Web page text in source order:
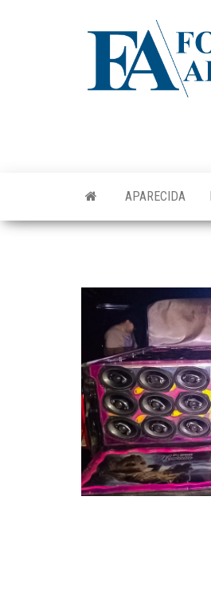
APARECIDA